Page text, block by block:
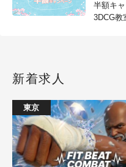
半額キ
3DCG教
新着求人
東京